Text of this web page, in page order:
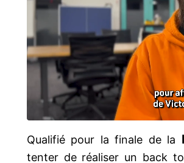
Qualifié pour la finale de la
tenter de réaliser un back